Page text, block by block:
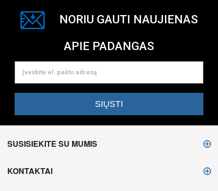
NORIU GAUTI NAUJIENAS
APIE PADANGAS
SUSISIEKITE SU MUMIS
KONTAKTAI